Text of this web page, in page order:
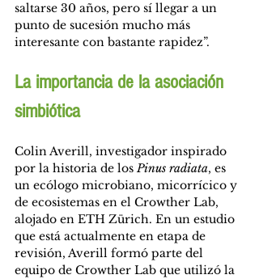
saltarse 30 años, pero sí llegar a un
punto de sucesión mucho más
interesante con bastante rapidez”.
La importancia de la asociación
simbiótica
Colin Averill, investigador inspirado
por la historia de los Pinus radiata, es
un ecólogo microbiano, micorrícico y
de ecosistemas en el Crowther Lab,
alojado en ETH Zürich. En un estudio
que está actualmente en etapa de
revisión, Averill formó parte del
equipo de Crowther Lab que utilizó la